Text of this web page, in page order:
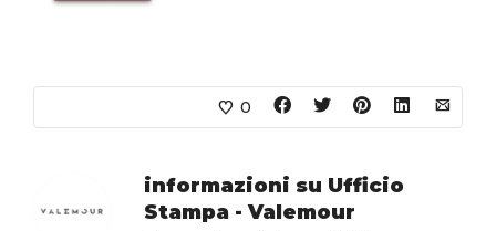
0
informazioni su Ufficio
Stampa - Valemour